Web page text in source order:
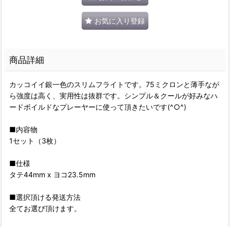
お気に入り登録
商品詳細
カッコイイ銀一色のスリムフライトです。75ミクロンと薄手なが
ら強度は高く、実用性は抜群です。シンプル＆クールが好みなハ
ードボイルドなプレーヤーに使って頂きたいです(^○^)
■内容物
1セット（3枚）
■仕様
タテ44mm x ヨコ23.5mm
■選択頂ける発送方法
全てお選び頂けます。